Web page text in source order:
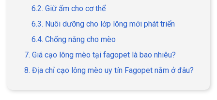
Dịch vụ mua bán chó
mèo
TIN TỨC
Thông tin về khách sạn,
6.2. Giữ ấm cho cơ thể
6.3. Nuôi dưỡng cho lớp lông mới phát triển
6.4. Chống nắng cho mèo
7. Giá cạo lông mèo tại fagopet là bao nhiêu?
8. Địa chỉ cạo lông mèo uy tín Fagopet nằm ở đâu?